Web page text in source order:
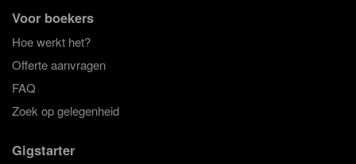
Voor boekers
Hoe werkt het?
Offerte aanvragen
FAQ
Zoek op gelegenheid
Gigstarter